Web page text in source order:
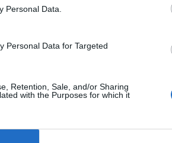
Personal Data.
Personal Data for Targeted
Retention, Sale, and/or Sharing
with the Purposes for which it